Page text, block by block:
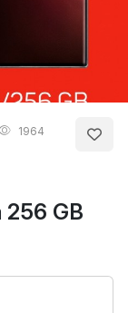
256 GB
1964